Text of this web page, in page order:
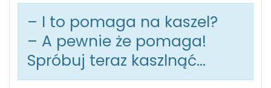
– I to pomaga na kaszel?
– A pewnie że pomaga!
Spróbuj teraz kaszlnąć…